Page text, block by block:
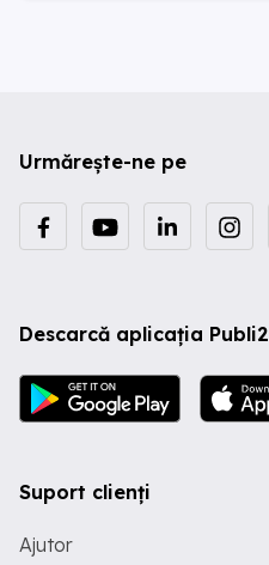
Urmărește-ne pe
Descarcă aplicația
Suport clienți
Ajutor